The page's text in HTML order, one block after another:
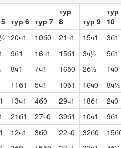
тур 6 тур 7
тур
8
тур 9
тур
10
20ч1 10б0 21ч1 15ч1 3б1
9б1 16ч1 15б1 3ч½ 5б1
8ч1 7ч1 16б0 2б½ 1ч0
11б1 5ч1 10б1 16ч0 8ч½
13ч1 4б0 29ч1 18б1 2ч0
21б1 27ч0 39б1 10ч1 9б1
12ч1 3б0 22ч0 32б0